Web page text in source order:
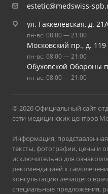
estetic@medswiss-
ул. Гаккелевская, д.
пн-вс: 08:00 — 21:00
Московский пр., д. 119
пн-вс: 08:00 — 21:00
Обуховской Обороны
пн-вс: 08:00 — 21:00
© 2026 Официальный сайт
сети медицинских центров
Информация,
тексты, фотографии, цены и
исключительно для
рекомендацией к
консультацию лечащего
специальные предложения,